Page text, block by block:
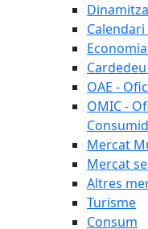
OAE -
OMIC -
Mercat
Mercat
Altres
Turisme
Consum